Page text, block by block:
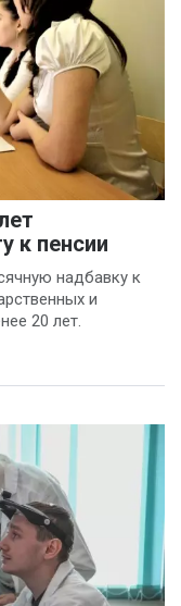
к пенсии
надбавку к
и
20 лет.